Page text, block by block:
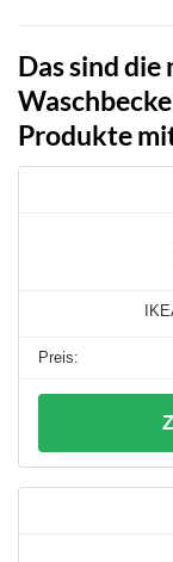
Das sind die
Produkte